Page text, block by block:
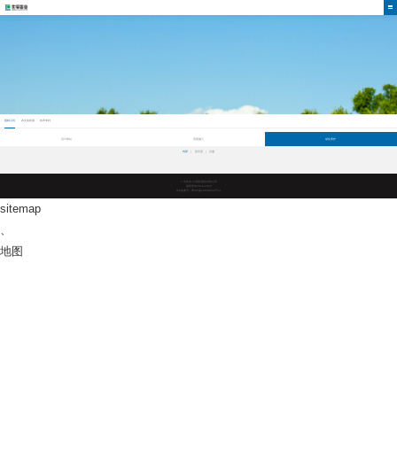
园林工程 农文旅发展 技术专利
设计驿站 景观施工 绿化养护
内部 星乐度 汉盛
广东凯发·k8国际股份有限公司
版权所有2019-2023
ICP备案号：粤ICP备10038642号-4
sitemap
、
地图